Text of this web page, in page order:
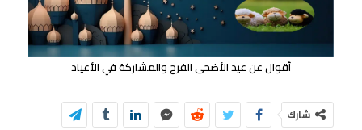
أقوال عن عيد الأضحى الفرح والمشاركة في الأعياد
شارك